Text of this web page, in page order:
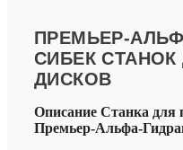
ПРЕМЬЕР-
СИБЕК СТАНОК
ДИСКОВ
Описание Станка
Премьер-Альфа-